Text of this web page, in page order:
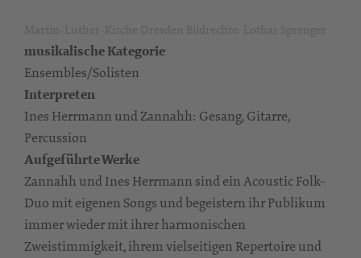
musikalische Kategorie
Ensembles/Solisten
Interpreten
Ines Herrmann und Zannahh: Gesang, Gitarre,
Percussion
Aufgeführte Werke
Zannahh und Ines Herrmann sind ein Acoustic Folk-
Duo mit eigenen Songs und begeistern ihr Publikum
immer wieder mit ihrer harmonischen
Zweistimmigkeit, ihrem vielseitigen Repertoire und